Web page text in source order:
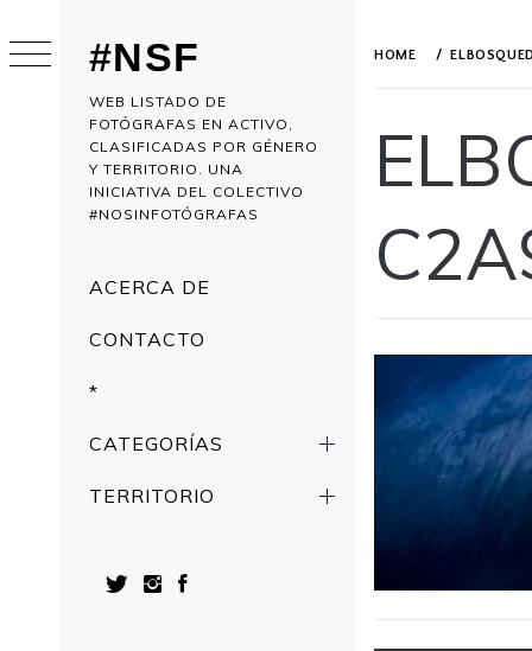
#NSF
WEB LISTADO DE
FOTÓGRAFAS EN ACTIVO,
CLASIFICADAS POR GÉNERO
Y TERRITORIO. UNA
INICIATIVA DEL COLECTIVO
#NOSINFOTÓGRAFAS
Menu
ACERCA DE
CONTACTO
*
CATEGORÍAS
TERRITORIO
to
content
HOME
ON
2019
ADMIN